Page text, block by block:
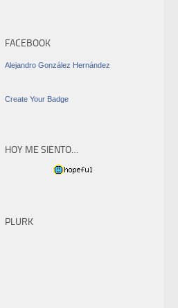
FACEBOOK
Alejandro González Hernández
Create Your Badge
HOY ME SIENTO…
PLURK